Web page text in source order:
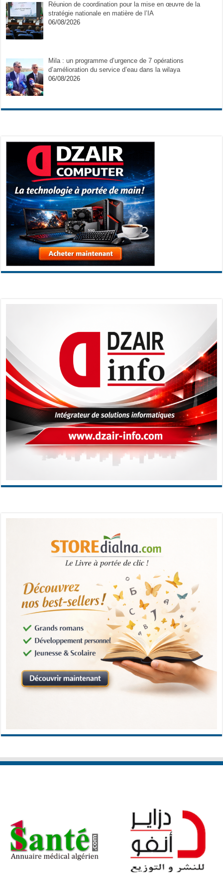
Réunion de coordination pour la mise en œuvre de la
stratégie nationale en matière de l’IA
06/08/2026
Mila : un programme d’urgence de 7 opérations
d’amélioration du service d’eau dans la wilaya
06/08/2026